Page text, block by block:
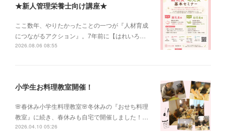
★新人管理栄養士向け講座★
ここ数年、やりたかったことの一つが『人材育成
につながるアクション』。7年前に【はれいろ…
2026.08.06 08:55
小学生お料理教室開催！
🌸春休み小学生料理教室🌸冬休みの『おせち料理
教室』に続き、春休みも自宅で開催しました！…
2026.04.10 05:26